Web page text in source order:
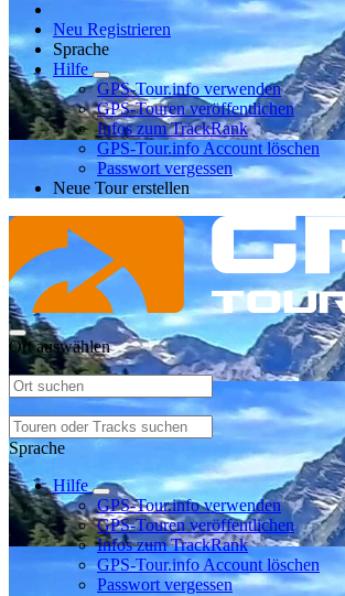
Neu Registrieren
Sprache
Hilfe
GPS-Tour.info verwenden
GPS-Touren veröffentlichen
Infos zum TrackRank
GPS-Tour.info Account löschen
Passwort vergessen
Neue Tour erstellen
Ort auswählen
Sprache
Hilfe
GPS-Tour.info verwenden
GPS-Touren veröffentlichen
Infos zum TrackRank
GPS-Tour.info Account löschen
Passwort vergessen